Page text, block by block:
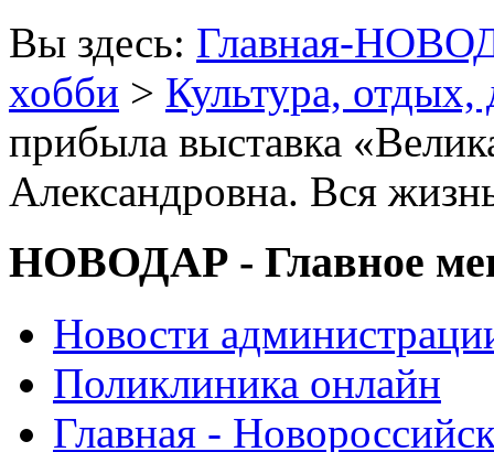
Вы здесь: Главная-
хобби > Культура, отдых,
прибыла выставка
Александровна. Вся
НОВОДАР - Главное
Новости
Поликлиника онлайн
Главная -